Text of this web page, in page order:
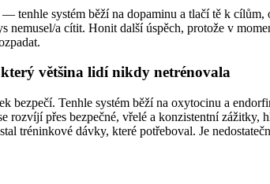
tenhle systém běží na dopaminu a tlačí tě k
nemusel/a cítit. Honit další úspěch, protože v
většina lidí nikdy netrénovala
bezpečí. Tenhle systém běží na oxytocinu a
rozvíjí přes bezpečné, vřelé a konzistentní
tréninkové dávky, které potřeboval. Je